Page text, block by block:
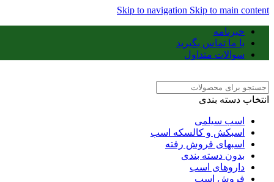
Skip to navigation Skip to main content
خبرنامه
با ما تماس بگیرید
سوالات متداول
انتخاب دسته بندی
اسب سیلمی
اسبکش و کالسکه اسب
اسبهای فروش رفته
بدون دسته بندی
داروهای اسب
فروش اسب